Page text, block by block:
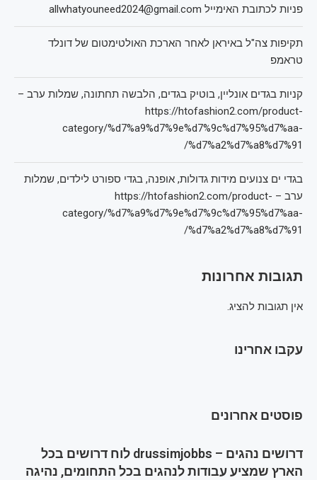
פניות לכתובת האימייל allwhatyouneed2024@gmail.com
תקיפות צה"ל באיראן לאחר הארכת האולטימטום של דונלד
טראמפ
קניות בגדים אונליין, בוטיק בגדים, הלבשה תחתונה, שמלות ערב –
https://htofashion2.com/product-
category/%d7%a9%d7%9e%d7%9c%d7%95%d7%aa-
%d7%a2%d7%a8%d7%91/
בגדי ים צנועים מידות גדולות, אופנה, בגדי ספורט לילדים, שמלות
ערב – https://htofashion2.com/product-
category/%d7%a9%d7%9e%d7%9c%d7%95%d7%aa-
%d7%a2%d7%a8%d7%91/
תגובות אחרונות
אין תגובות להציג.
עקבו אחרינו
פוסטים אחרונים
דרושים נהגים – drussimjobbs לוח דרושים בכל
הארץ שמציע עבודות לנהגים בכל התחומים, נהיגה